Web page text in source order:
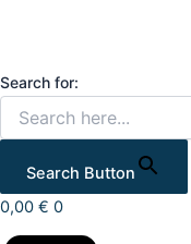
Search for:
Search Button
0,00 € 0